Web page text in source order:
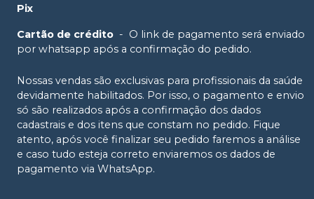
Pix
Cartão de crédito - O link de pagamento será enviado
por whatsapp após a confirmação do pedido.
Nossas vendas são exclusivas para profissionais da saúde
devidamente habilitados. Por isso, o pagamento e envio
só são realizados após a confirmação dos dados
cadastrais e dos itens que constam no pedido. Fique
atento, após você finalizar seu pedido faremos a análise
e caso tudo esteja correto enviaremos os dados de
pagamento via WhatsApp.